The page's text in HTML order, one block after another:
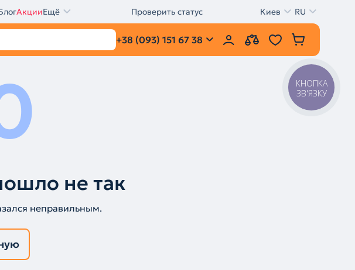
АкцииЕщё Проверить статус Киев RU
+38 (093) 151 67 38
не так
неправильным.
КНОПКА
ЗВ'ЯЗКУ